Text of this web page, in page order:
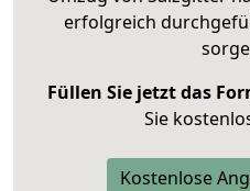
erfolgreich
Füllen Sie jetzt das
Sie
Kostenlose